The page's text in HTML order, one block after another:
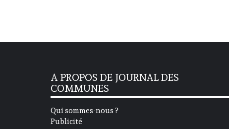
A PROPOS DE JOURNAL DES
COMMUNES
Qui sommes-nous ?
Publicité